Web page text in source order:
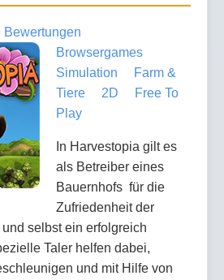
Bewertungen
Browsergames
Simulation
Farm &
Tiere
2D
Free To
Play
In Harvestopia gilt es
als Betreiber eines
Bauernhofs für die
Zufriedenheit der
selbst ein erfolgreich
Taler helfen dabei,
und mit Hilfe von